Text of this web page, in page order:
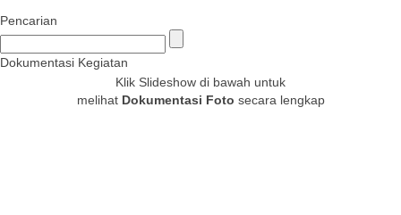
Pencarian
Dokumentasi Kegiatan
Klik Slideshow di bawah untuk
melihat Dokumentasi Foto secara lengkap